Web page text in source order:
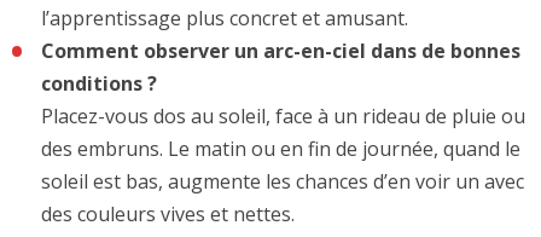
l’apprentissage plus concret et amusant.
Comment observer un arc-en-ciel dans de bonnes
conditions ?
Placez-vous dos au soleil, face à un rideau de pluie ou
des embruns. Le matin ou en fin de journée, quand le
soleil est bas, augmente les chances d’en voir un avec
des couleurs vives et nettes.